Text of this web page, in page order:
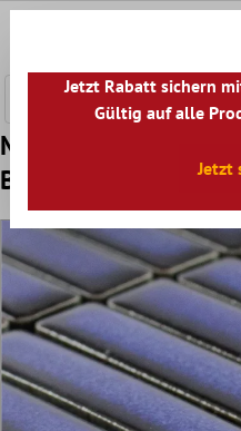
Muster von
Blau
Jetzt Rabatt sichern
Gültig auf alle
Jetzt